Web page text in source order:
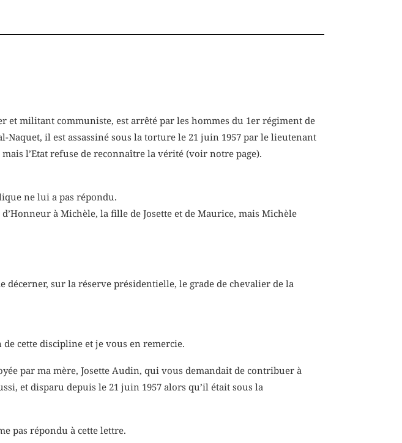
et militant communiste, est arrêté par les hommes du 1er régiment de
Naquet, il est assassiné sous la torture le 21 juin 1957 par le lieutenant
l’Etat refuse de reconnaître la vérité (voir notre page).
ne lui a pas répondu.
à Michèle, la fille de Josette et de Maurice, mais Michèle
décerner, sur la réserve présidentielle, le grade de chevalier de la
cette discipline et je vous en remercie.
par ma mère, Josette Audin, qui vous demandait de contribuer à
et disparu depuis le 21 juin 1957 alors qu’il était sous la
pas répondu à cette lettre.